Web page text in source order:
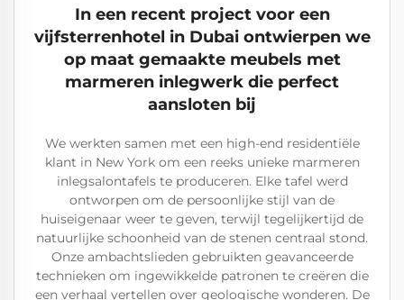
In een recent project voor een
vijfsterrenhotel in Dubai ontwierpen we
op maat gemaakte meubels met
marmeren inlegwerk die perfect
aansloten bij
We werkten samen met een high-end residentiële
klant in New York om een reeks unieke marmeren
inlegsalontafels te produceren. Elke tafel werd
ontworpen om de persoonlijke stijl van de
huiseigenaar weer te geven, terwijl tegelijkertijd de
natuurlijke schoonheid van de stenen centraal stond.
Onze ambachtslieden gebruikten geavanceerde
technieken om ingewikkelde patronen te creëren die
een verhaal vertellen over geologische wonderen. De